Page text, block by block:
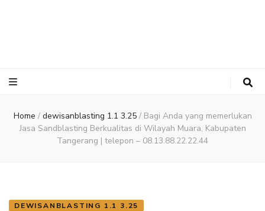
Home / dewisanblasting 1.1 3.25 / Bagi Anda yang memerlukan
Jasa Sandblasting Berkualitas di Wilayah Muara, Kabupaten
Tangerang | telepon – 08.13.88.22.22.44
DEWISANBLASTING 1.1 3.25